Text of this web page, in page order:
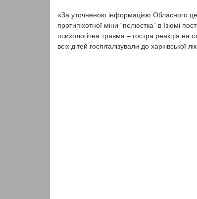
«За уточненою інформацією Обласного
протипіхотної міни “пелюстка” в Ізюмі
психологічна травма – гостра реакція
всіх дітей госпіталізували до